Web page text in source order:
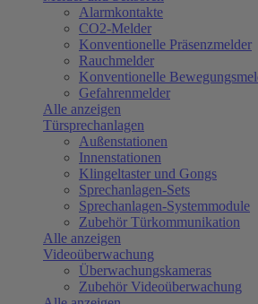
Alarmkontakte
CO2-Melder
Konventionelle Präsenzmelder
Rauchmelder
Konventionelle
Gefahrenmelder
Alle anzeigen
Türsprechanlagen
Außenstationen
Innenstationen
Klingeltaster und Gongs
Sprechanlagen-Sets
Sprechanlagen-Systemmodule
Zubehör Türkommunikation
Alle anzeigen
Videoüberwachung
Überwachungskameras
Zubehör Videoüberwachung